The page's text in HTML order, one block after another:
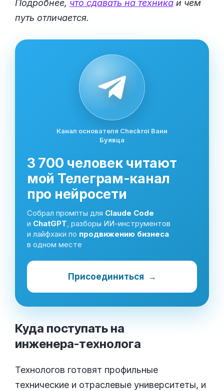
Подробнее, что сдавать на техника и чем
путь отличается.
Канал основателя Checkroi Вани
Буявца
3 700 человек читают
мой Телеграм-канал
про нейросети
Собрал промпты для Claude Code
и ChatGPT , разборы ИИ-инструментов
и лайфхаки по продвижению бизнеса
в одном месте
Присоединиться →
Куда поступать на
инженера-технолога
Технологов готовят профильные
технические и отраслевые университеты, и